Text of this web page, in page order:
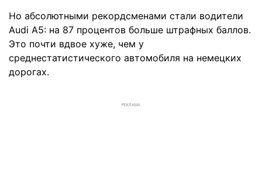
Но абсолютными рекордсменами стали водители
Audi A5: на 87 процентов больше штрафных баллов.
Это почти вдвое хуже, чем у
среднестатистического автомобиля на немецких
дорогах.
РЕКЛАМА